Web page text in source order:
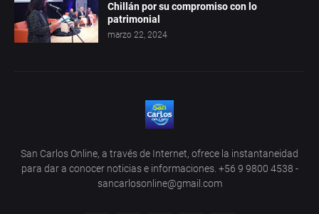
Chillán por su compromiso con lo
patrimonial
marzo 22, 2024
San Carlos Online, a través de Internet, ofrece la instantaneidad
para dar a conocer noticias e informaciones. +56 9 9800 4538 -
sancarlosonline@gmail.com